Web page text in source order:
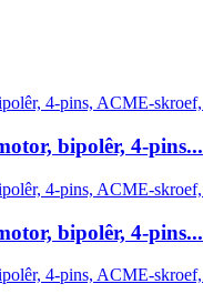
bipolêr, 4-pins...
bipolêr, 4-pins...